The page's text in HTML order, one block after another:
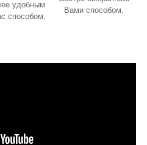
удобным
способом.
Вами способом.